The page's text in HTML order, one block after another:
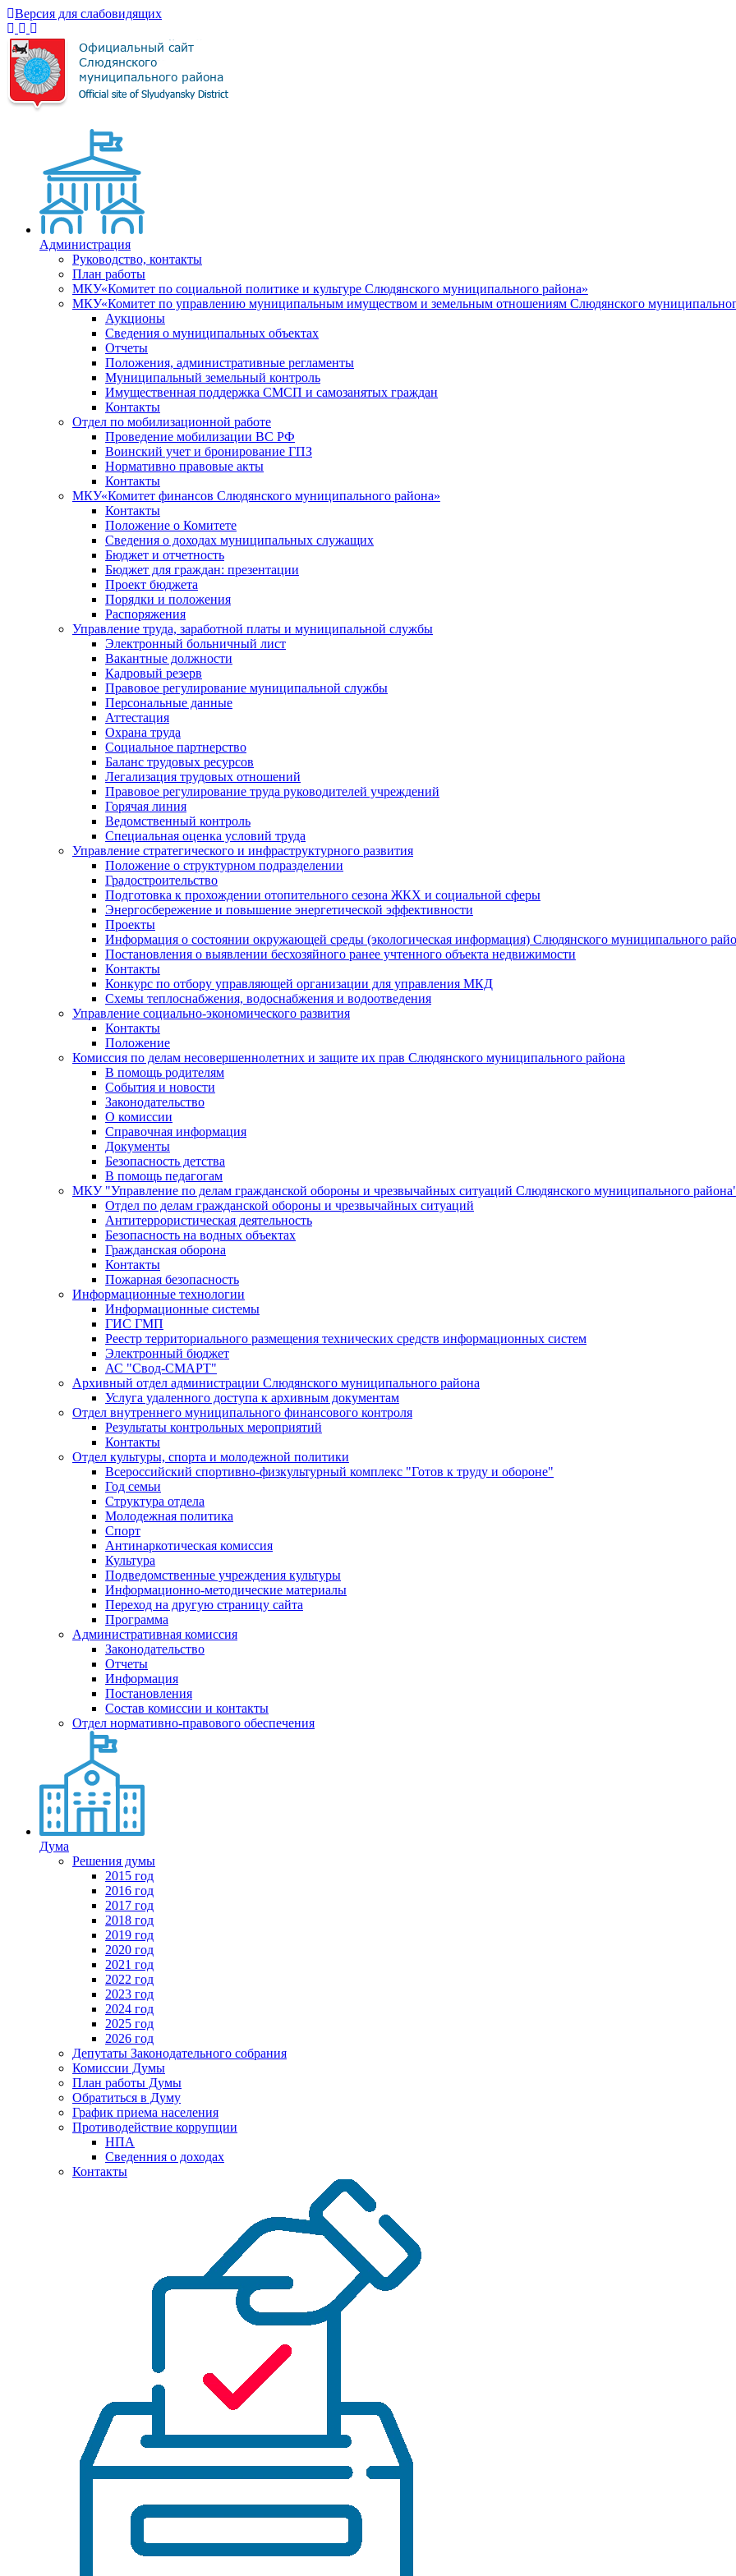
Версия для слабовидящих
Администрация
Руководство, контакты
План работы
МКУ«Комитет по социальной политике и культуре Слюдянского муниципального района»
МКУ«Комитет по управлению муниципальным имуществом и земельным отношениям Слюдянского
Аукционы
Сведения о муниципальных объектах
Отчеты
Положения, административные регламенты
Муниципальный земельный контроль
Имущественная поддержка СМСП и самозанятых граждан
Контакты
Отдел по мобилизационной работе
Проведение мобилизации ВС РФ
Воинский учет и бронирование ГПЗ
Нормативно правовые акты
Контакты
МКУ«Комитет финансов Слюдянского муниципального района»
Контакты
Положение о Комитете
Сведения о доходах муниципальных служащих
Бюджет и отчетность
Бюджет для граждан: презентации
Проект бюджета
Порядки и положения
Распоряжения
Управление труда, заработной платы и муниципальной службы
Электронный больничный лист
Вакантные должности
Кадровый резерв
Правовое регулирование муниципальной службы
Персональные данные
Аттестация
Охрана труда
Социальное партнерство
Баланс трудовых ресурсов
Легализация трудовых отношений
Правовое регулирование труда руководителей учреждений
Горячая линия
Ведомственный контроль
Специальная оценка условий труда
Управление стратегического и инфраструктурного развития
Положение о структурном подразделении
Градостроительство
Подготовка к прохождении отопительного сезона ЖКХ и социальной сферы
Энергосбережение и повышение энергетической эффективности
Проекты
Информация о состоянии окружающей среды (экологическая информация) Слюдянского муниципального
Постановления о выявлении бесхозяйного ранее учтенного объекта недвижимости
Контакты
Конкурс по отбору управляющей организации для управления МКД
Схемы теплоснабжения, водоснабжения и водоотведения
Управление социально-экономического развития
Контакты
Положение
Комиссия по делам несовершеннолетних и защите их прав Слюдянского муниципального района
В помощь родителям
События и новости
Законодательство
О комиссии
Справочная информация
Документы
Безопасность детства
В помощь педагогам
МКУ "Управление по делам гражданской обороны и чрезвычайных ситуаций Слюдянского муниципального
Отдел по делам гражданской обороны и чрезвычайных ситуаций
Антитеррористическая деятельность
Безопасность на водных объектах
Гражданская оборона
Контакты
Пожарная безопасность
Информационные технологии
Информационные системы
ГИС ГМП
Реестр территориального размещения технических средств информационных систем
Электронный бюджет
АС "Свод-СМАРТ"
Архивный отдел администрации Слюдянского муниципального района
Услуга удаленного доступа к архивным документам
Отдел внутреннего муниципального финансового контроля
Результаты контрольных мероприятий
Контакты
Отдел культуры, спорта и молодежной политики
Всероссийский спортивно-физкультурный комплекс "Готов к труду и обороне"
Год семьи
Структура отдела
Молодежная политика
Спорт
Антинаркотическая комиссия
Культура
Подведомственные учреждения культуры
Информационно-методические материалы
Переход на другую страницу сайта
Программа
Административная комиссия
Законодательство
Отчеты
Информация
Постановления
Состав комиссии и контакты
Отдел нормативно-правового обеспечения
Дума
Решения думы
2015 год
2016 год
2017 год
2018 год
2019 год
2020 год
2021 год
2022 год
2023 год
2024 год
2025 год
2026 год
Депутаты Законодательного собрания
Комиссии Думы
План работы Думы
Обратиться в Думу
График приема населения
Противодействие коррупции
НПА
Сведенния о доходах
Контакты